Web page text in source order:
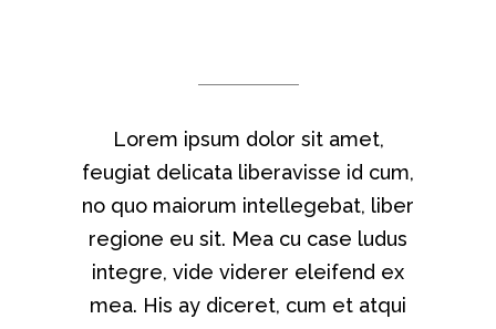
Lorem ipsum dolor sit amet,
feugiat delicata liberavisse id cum,
no quo maiorum intellegebat, liber
regione eu sit. Mea cu case ludus
integre, vide viderer eleifend ex
mea. His ay diceret, cum et atqui